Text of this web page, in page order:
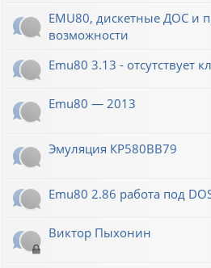
EMU80, дискетные ДОС и
возможности
Emu80 3.13 - отсутствует
Emu80 — 2013
Эмуляция КР580ВВ79
Emu80 2.86 работа под
Виктор Пыхонин